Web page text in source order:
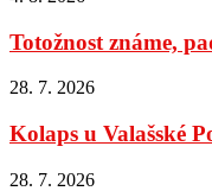
Totožnost známe,
28. 7. 2026
Kolaps u Valašské
28. 7. 2026